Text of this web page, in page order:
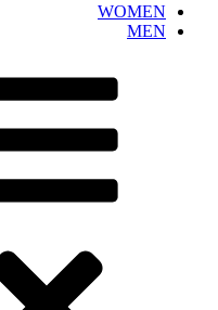
WOMEN
MEN